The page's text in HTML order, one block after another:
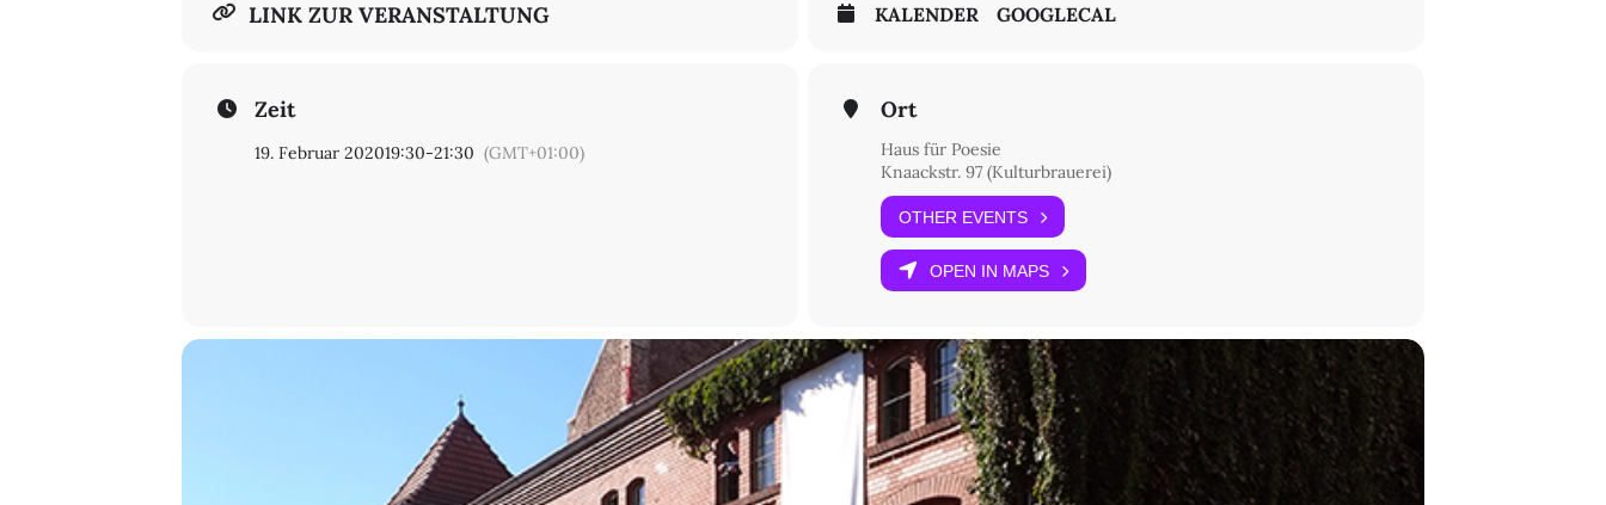
LINK ZUR VERANSTALTUNG KALENDER GOOGLECAL
Zeit
19. Februar 202019:30-21:30 (GMT+01:00)
Ort
Haus für Poesie
Knaackstr. 97 (Kulturbrauerei)
OTHER EVENTS
OPEN IN MAPS